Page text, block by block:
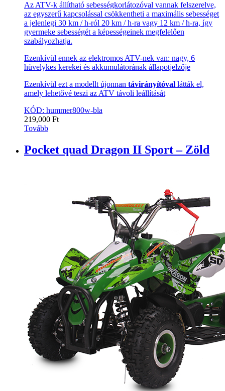
Az ATV-k állítható sebességkorlátozóval vannak felszerelve,
az egyszerű kapcsolással csökkentheti a maximális sebességet
a jelenlegi 30 km / h-ról 20 km / h-ra vagy 12 km / h-ra, így
gyermeke sebességét a képességeinek megfelelően
szabályozhatja.
Ezenkívül ennek az elektromos ATV-nek van: nagy, 6
hüvelykes kerekei és akkumulátorának állapotjelzője
Ezenkívül ezt a modellt újonnan távirányítóval látták el,
amely lehetővé teszi az ATV távoli leállítását
KÓD: hummer800w-bla
219,000 Ft
Tovább
Pocket quad Dragon II Sport – Zöld